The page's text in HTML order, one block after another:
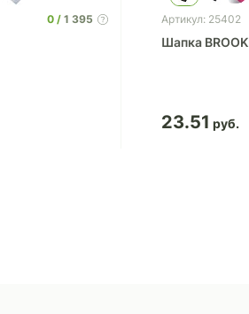
0 1 395 Артикул: 25402
Шапка
23.51